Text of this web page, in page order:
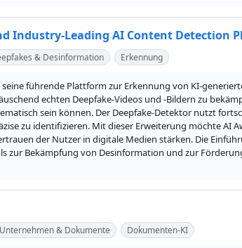
Industry-Leading AI Content Detection
& Desinformation Erkennung
führende Plattform zur Erkennung von KI-
echten Deepfake-Videos und -Bildern zu
sein können. Der Deepfake-Detektor nutzt
zu identifizieren. Mit dieser Erweiterung möchte AI
der Nutzer in digitale Medien stärken. Die
zur Bekämpfung von Desinformation und zur
Unternehmen & Dokumente Dokumenten-KI